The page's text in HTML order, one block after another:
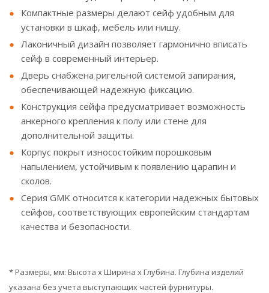
Компактные размеры делают сейф удобным для
установки в шкаф, мебель или нишу.
Лаконичный дизайн позволяет гармонично вписать
сейф в современный интерьер.
Дверь снабжена ригельной системой запирания,
обеспечивающей надежную фиксацию.
Конструкция сейфа предусматривает возможность
анкерного крепления к полу или стене для
дополнительной защиты.
Корпус покрыт износостойким порошковым
напылением, устойчивым к появлению царапин и
сколов.
Серия GMK относится к категории надежных бытовых
сейфов, соответствующих европейским стандартам
качества и безопасности.
* Размеры, мм: Высота x Ширина x Глубина. Глубина изделий
указана без учета выступающих частей фурнитуры.